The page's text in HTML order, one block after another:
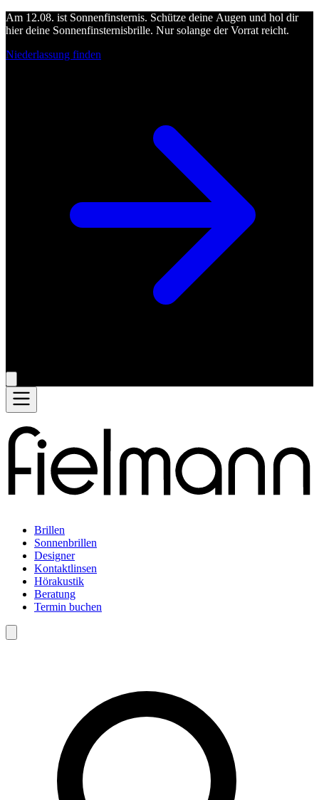
Am 12.08. ist Sonnenfinsternis. Schütze deine Augen und hol dir
hier deine Sonnenfinsternisbrille. Nur solange der Vorrat reicht.
Niederlassung finden
Brillen
Sonnenbrillen
Designer
Kontaktlinsen
Hörakustik
Beratung
Termin buchen